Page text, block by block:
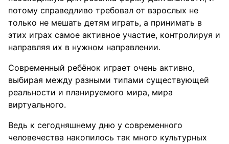
потому справедливо требовал от взрослых не
только не мешать детям играть, а принимать в
этих играх самое активное участие, контролируя и
направляя их в нужном направлении.
Современный ребёнок играет очень активно,
выбирая между разными типами существующей
реальности и планируемого мира, мира
виртуального.
Ведь к сегодняшнему дню у современного
человечества накопилось так много культурных